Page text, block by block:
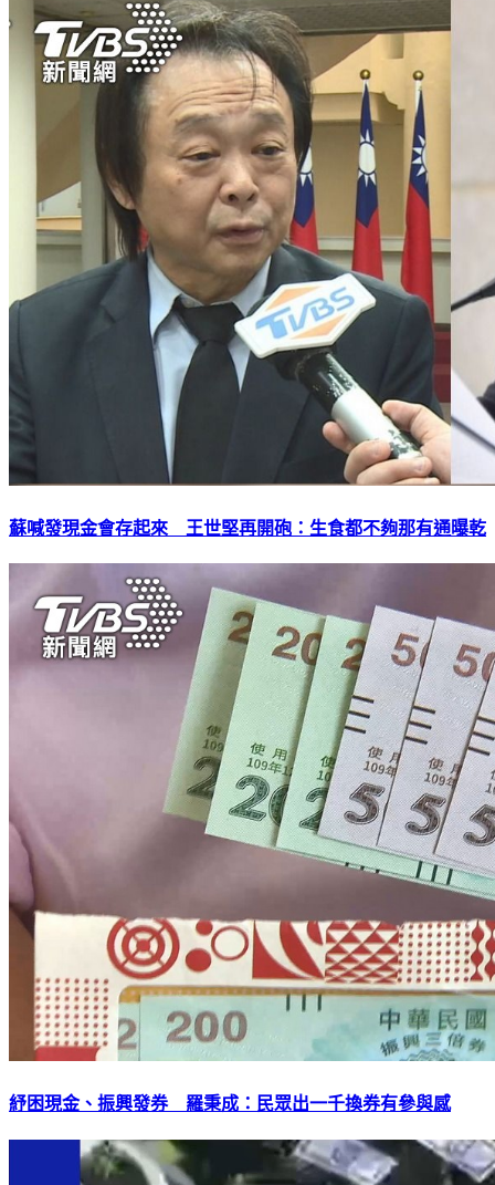
蘇喊發現金會存起來 王世堅再開砲：生食都不夠那有通曝乾
紓困現金、振興發券 羅秉成：民眾出一千換券有參與感